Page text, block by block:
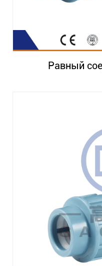
Равный